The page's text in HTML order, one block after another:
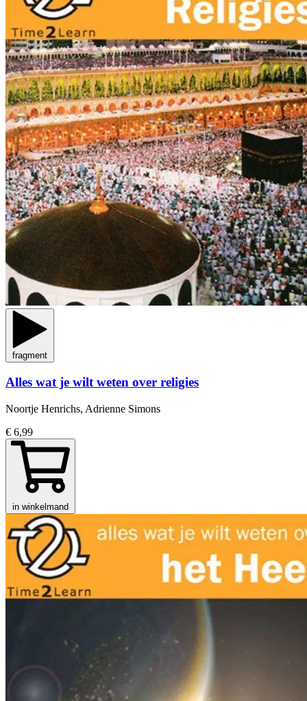
fragment
Alles wat je wilt weten over religies
Noortje Henrichs, Adrienne Simons
€ 6,99
in winkelmand